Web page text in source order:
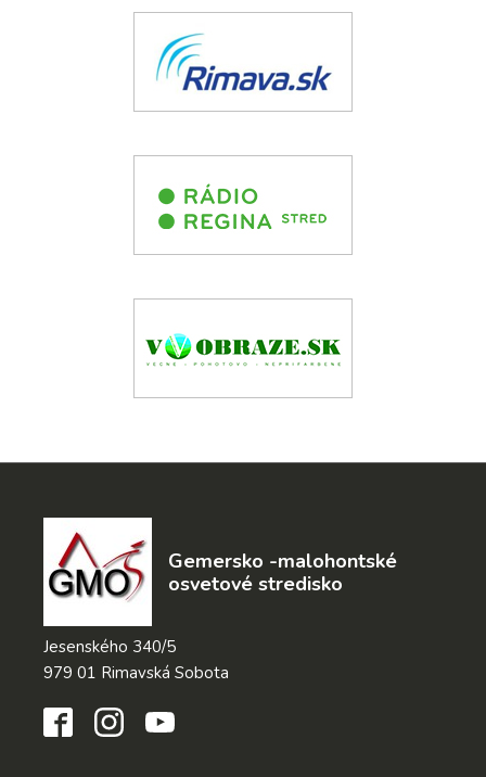
Gemersko -malohontské
osvetové stredisko
Jesenského 340/5
979 01 Rimavská Sobota